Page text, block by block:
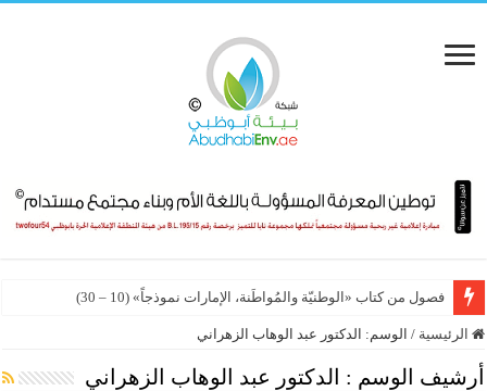
فصول من كتاب «الوطنيّة والمُواطَنة، الإمارات نموذجاً» (10 – 30)
الشبكة الإقليمية للمسؤولية الاجتماعية تطلق السوق العالمي الإلكتروني
الرئيسية / الوسم: الدكتور عبد الوهاب الزهراني
أرشيف الوسم : الدكتور عبد الوهاب الزهراني